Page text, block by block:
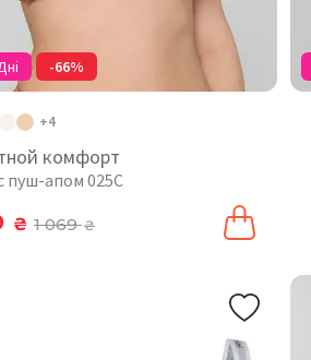
-66%
+4
комфорт
пуш-апом 025C
₴ 1 069₴